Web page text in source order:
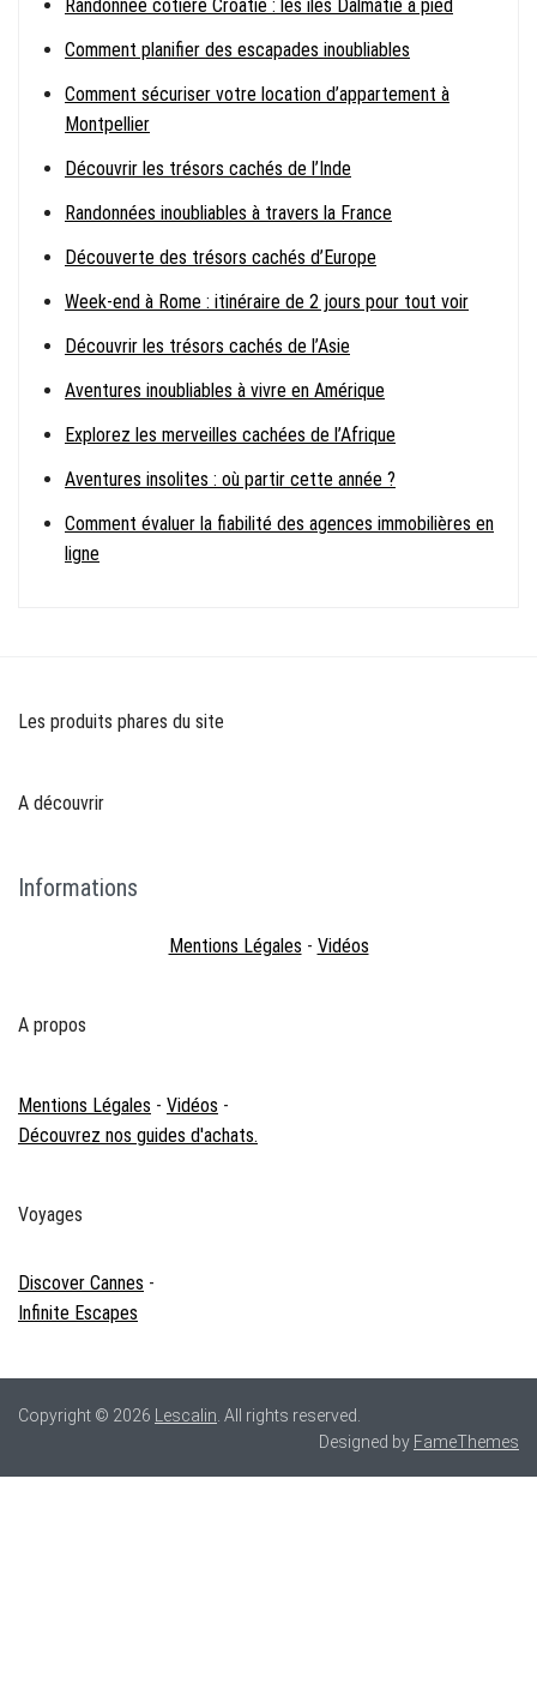
Randonnée côtière Croatie : les îles Dalmatie à pied
Comment planifier des escapades inoubliables
Comment sécuriser votre location d’appartement à
Montpellier
Découvrir les trésors cachés de l’Inde
Randonnées inoubliables à travers la France
Découverte des trésors cachés d’Europe
Week-end à Rome : itinéraire de 2 jours pour tout voir
Découvrir les trésors cachés de l’Asie
Aventures inoubliables à vivre en Amérique
Explorez les merveilles cachées de l’Afrique
Aventures insolites : où partir cette année ?
Comment évaluer la fiabilité des agences immobilières en
ligne
Les produits phares du site
A découvrir
Informations
Mentions Légales - Vidéos
A propos
Mentions Légales - Vidéos -
Découvrez nos guides d'achats.
Voyages
Discover Cannes -
Infinite Escapes
Copyright © 2026 Lescalin . All rights reserved.
Designed by FameThemes